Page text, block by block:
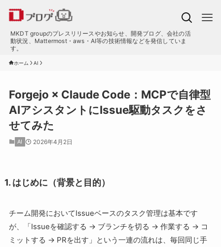
MKDT groupのプレスリリースやお知らせ、開発ブログ、会社の活
動状況、Mattermost・aws・AI等の技術情報などを発信していま
す。
ホーム AI
Forgejo × Claude Code：MCPで自律型
AIアシスタントにIssue駆動タスクをさ
せてみた
AI 2026年4月2日
1. はじめに（背景と目的）
チーム開発においてIssueベースのタスク管理は基本です
が、「Issueを確認する → ブランチを切る → 作業する → コ
ミットする → PRを出す」という一連の流れは、毎回同じ手